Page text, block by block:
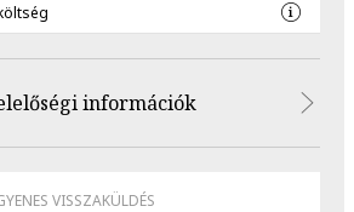
információk
VISSZAKÜLDÉS